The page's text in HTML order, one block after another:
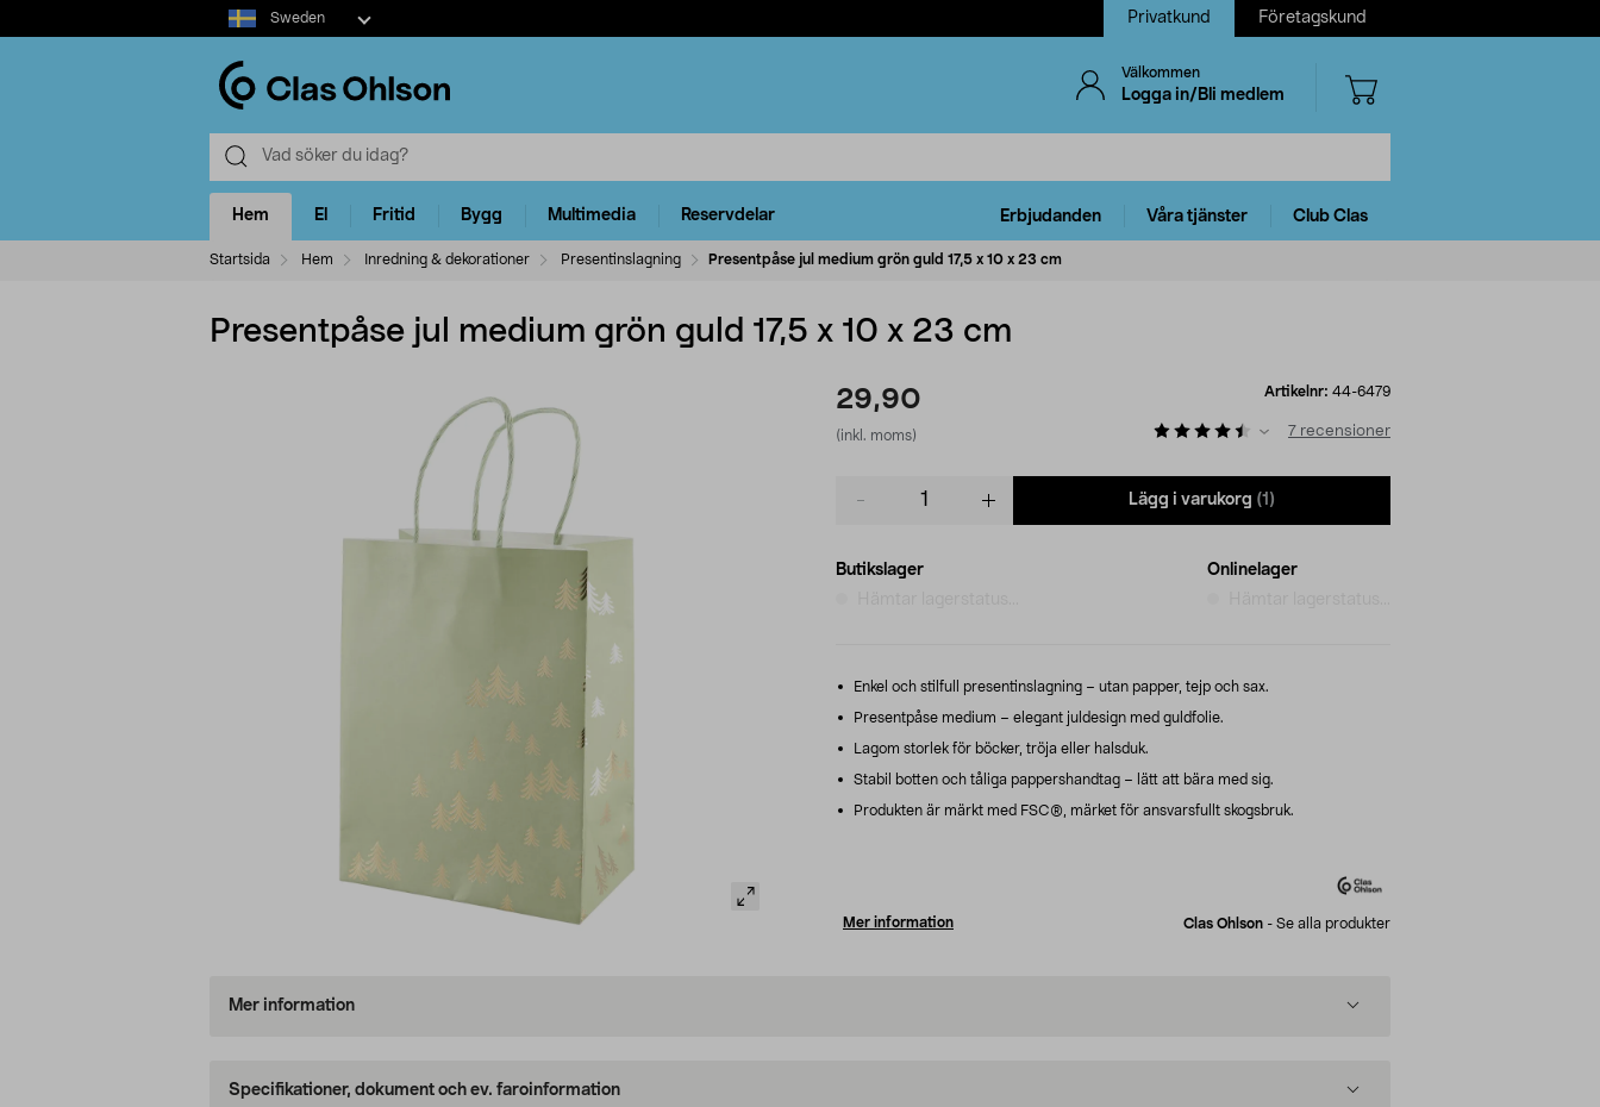
Select
market
Sweden Privatkund Företagskund
Välkommen
Logga in/Bli medlem
Hem El Fritid Bygg Multimedia Reservdelar Erbjudanden Våra tjänster Club Clas
Startsida Hem Inredning & dekorationer Presentinslagning Presentpåse jul medium grön guld 17,5 x 10 x 23 cm
Presentpåse jul medium grön guld 17,5 x 10 x 23 cm
29,90
(inkl. moms)
Artikelnr: 44-6479
7 recensioner
Lägg i varukorg (1)
Butikslager
Onlinelager
Enkel och stilfull presentinslagning – utan papper, tejp och sax.
Presentpåse medium – elegant juldesign med guldfolie.
Lagom storlek för böcker, tröja eller halsduk.
Stabil botten och tåliga pappershandtag – lätt att bära med sig.
Produkten är märkt med FSC®, märket för ansvarsfullt skogsbruk.
Mer information Clas Ohlson - Se alla produkter
Mer information
Specifikationer, dokument och ev. faroinformation